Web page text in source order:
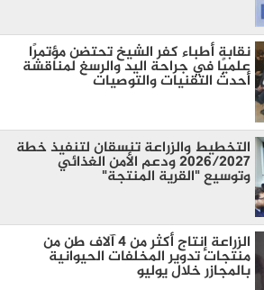
نقابة أطباء كفر الشيخ تحتضن مؤتمرًا
علميًا في جراحة اليد والرسغ لمناقشة
أحدث التقنيات والتوصيات
التخطيط والزراعة تنسقان لتنفيذ خطة
2026/2027 ودعم الأمن الغذائي
وتوسيع "القرية المنتجة"
الزراعة إنتاج أكثر من 4 آلاف طن من
منتجات تدوير المخلفات الحيوانية
بالمجازر خلال يوليو